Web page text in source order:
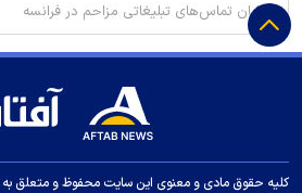
پایان تماس‌های تبلیغاتی مزاحم در فرانسه
امام جمعه اهواز: می‌خواهیم عمق آمریکا را
گرانی و افت تقاضا در بازار پلاستیک
امام جمعه رشت: آمریکا در حال فرار ذلیلانه
کلیه حقوق مادی و معنوی این سایت محفوظ و متعلق به